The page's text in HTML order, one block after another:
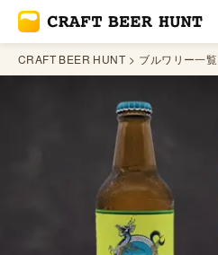
CRAFT BEER HUNT ブルワリー一覧